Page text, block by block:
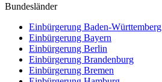
Bundesländer
Einbürgerung Baden-Württemberg
Einbürgerung Bayern
Einbürgerung Berlin
Einbürgerung Brandenburg
Einbürgerung Bremen